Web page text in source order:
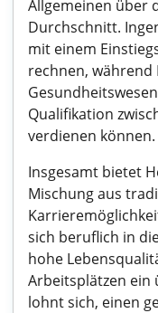
Allgemeinen über
Durchschnitt.
mit einem
rechnen, während
Qualifikation
verdienen können.
Insgesamt bietet
Mischung aus
sich beruflich in
hohe
Arbeitsplätzen ein
lohnt sich, einen